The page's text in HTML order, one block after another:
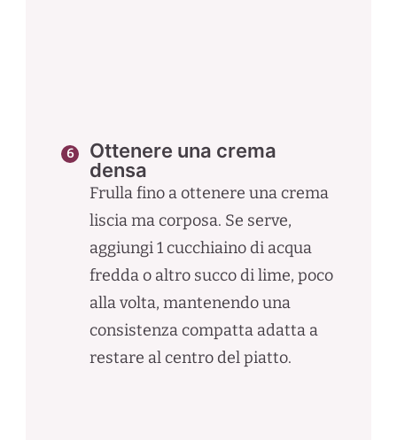
Ottenere una crema
densa
Frulla fino a ottenere una crema
liscia ma corposa. Se serve,
aggiungi 1 cucchiaino di acqua
fredda o altro succo di lime, poco
alla volta, mantenendo una
consistenza compatta adatta a
restare al centro del piatto.